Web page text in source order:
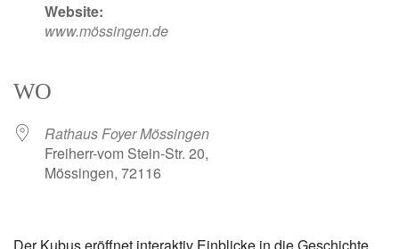
Website:
www.mössingen.de
WO
Rathaus Foyer Mössingen
Freiherr-vom Stein-Str. 20,
Mössingen, 72116